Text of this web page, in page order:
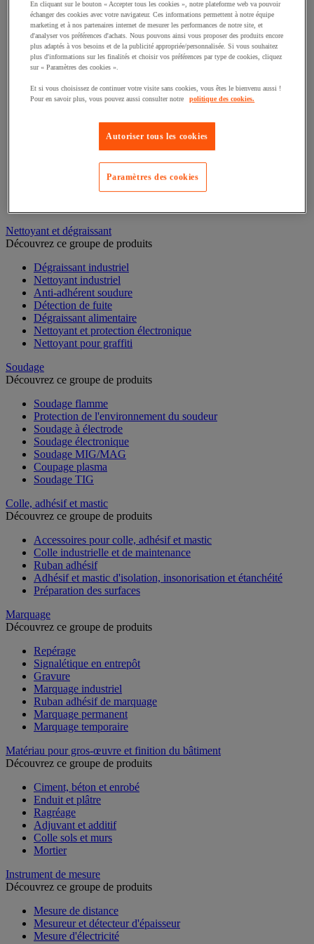
Tige filetée
Crochet et piton
Quincaillerie pour l'agencement
Collier et lien de serrage
Écrou
Rivet et pince
Pointe, clou et agrafe
Pieds de mise à niveau
Paumelle, gond et penture
Bouton de serrage et manette d'indexage
Clavette, goupille et crapaud
Nettoyant et dégraissant
Découvrez ce groupe de produits
Dégraissant industriel
Nettoyant industriel
Anti-adhérent soudure
Détection de fuite
Dégraissant alimentaire
Nettoyant et protection électronique
Nettoyant pour graffiti
Soudage
Découvrez ce groupe de produits
Soudage flamme
Protection de l'environnement du soudeur
Soudage à électrode
Soudage électronique
Soudage MIG/MAG
Coupage plasma
Soudage TIG
Colle, adhésif et mastic
Découvrez ce groupe de produits
Accessoires pour colle, adhésif et mastic
Colle industrielle et de maintenance
Ruban adhésif
Adhésif et mastic d'isolation, insonorisation et étanchéité
Préparation des surfaces
Marquage
Découvrez ce groupe de produits
Repérage
Signalétique en entrepôt
Gravure
Marquage industriel
Ruban adhésif de marquage
Marquage permanent
Marquage temporaire
Matériau pour gros-œuvre et finition du bâtiment
Découvrez ce groupe de produits
Ciment, béton et enrobé
Enduit et plâtre
Ragréage
Adjuvant et additif
Colle sols et murs
Mortier
Instrument de mesure
Découvrez ce groupe de produits
Mesure de distance
Mesureur et détecteur d'épaisseur
Mesure d'électricité
En cliquant sur le bouton « Accepter tous les cookies », notre plateforme web va pouvoir
échanger des cookies avec votre navigateur. Ces informations permettent à notre équipe
marketing et à nos partenaires internet de mesurer les performances de notre site, et
d'analyser vos préférences d'achats. Nous pouvons ainsi vous proposer des produits encore
plus adaptés à vos besoins et de la publicité appropriée/personnalisée. Si vous souhaitez
plus d'informations sur les finalités et choisir vos préférences par type de cookies, cliquez
sur « Paramètres des cookies ».
Et si vous choisissez de continuer votre visite sans cookies, vous êtes le bienvenu aussi !
Pour en savoir plus, vous pouvez aussi consulter notre
politique des cookies.
Autoriser tous les cookies
Paramètres des cookies